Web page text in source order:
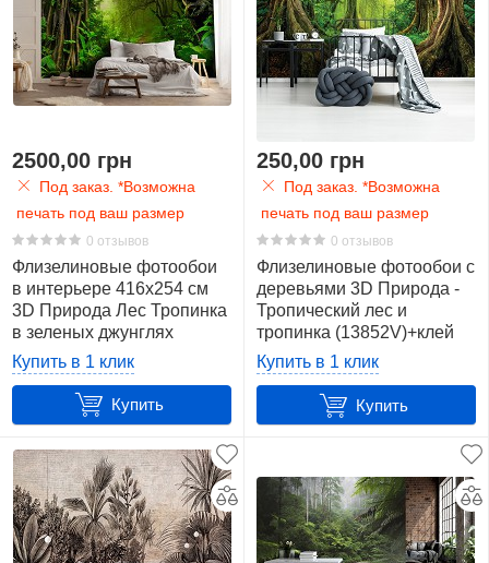
Фотообои напечатаны на высококачественных
материалах: влагостойкий флизелин (Vlies) и плотная
бумага (BlueBack). Перед поклейкой советуем
грунтовать стену, а также прочитать инструкцию - так как
способ этой самой поклейки зависит от материала.
184
см.
см.
35
368
x
254
см.
(9,3
2500,00 грн
Под заказ. *Возможна
печать под ваш размер
0 отзывов
Флизелиновые фотообои
в интерьере 416x254 см
3D Природа Лес Тропинка
в зеленых джунглях
(14565VEXXXL) +клей
Купить в 1 клик
Купить
250,00 грн
Под заказ. *Возможна
печать под ваш размер
0 отзывов
Флизелиновые фотообои с
деревьями 3D Природа -
Тропический лес и
тропинка (13852V)+клей
Купить в 1 клик
Купить